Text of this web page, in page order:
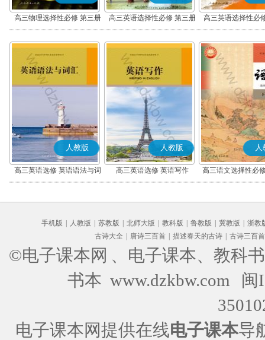
高三物理选择性必修 第三册 高三英语选择性必修 第三册 高三英语选择性必
人教版
高三英语选修 英语语法与词
汇
人教版
高三英语选修 英语写作
人
高三语文选择性必
编版)
手机版 人教版 苏教版 北师大版 教科版 鲁教版 冀教版
浙教
古诗大全
唐诗三百首 描述春天的古诗 古诗三百首
©电子课本网 、电子课本、教科
书本 www.dzkbw.com
闽
电子课本网提供在线电子课本导